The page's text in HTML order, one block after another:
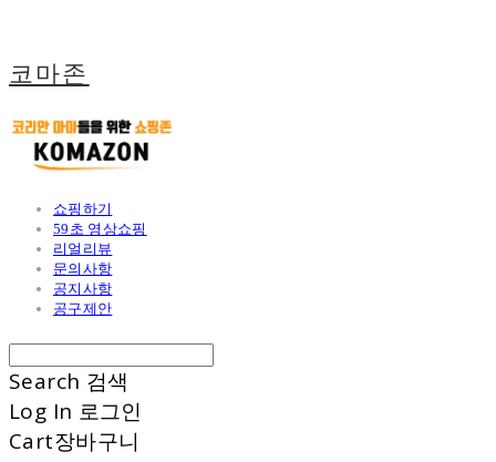
코마존
쇼핑하기
59초 영상쇼핑
리얼리뷰
문의사항
공지사항
공구제안
Search 검색
Log In 로그인
Cart장바구니